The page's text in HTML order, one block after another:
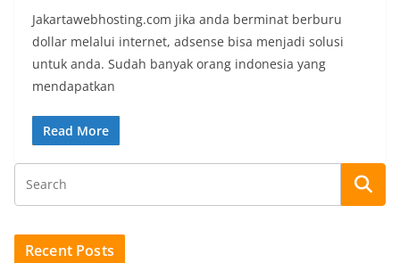
Jakartawebhosting.com jika anda berminat berburu
dollar melalui internet, adsense bisa menjadi solusi
untuk anda. Sudah banyak orang indonesia yang
mendapatkan
Read More
Recent Posts